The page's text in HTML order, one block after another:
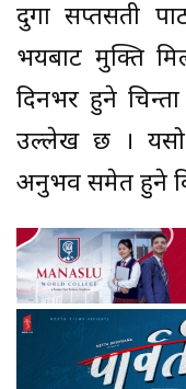
दुर्गा सप्तसती
भयबाट मुक्ति
दिनभर हुने
उल्लेख छ । यसो
अनुभव समेत हुने